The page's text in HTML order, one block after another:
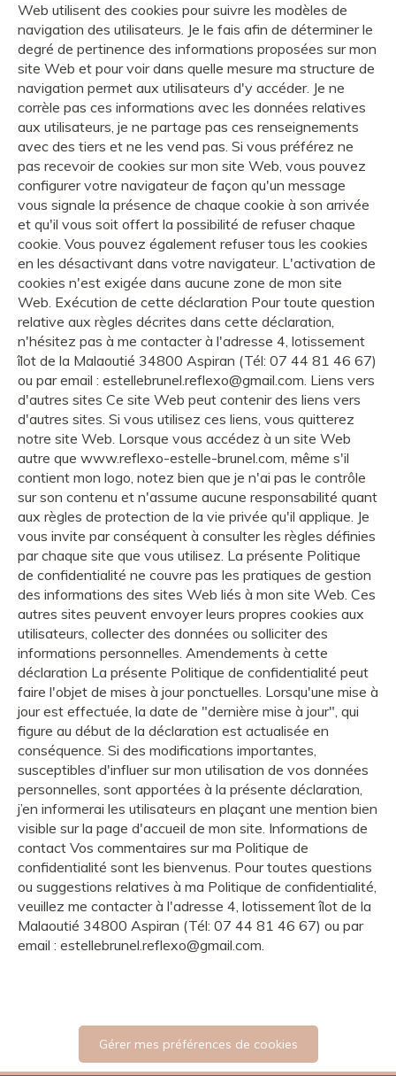
Web utilisent des cookies pour suivre les modèles de
navigation des utilisateurs. Je le fais afin de déterminer le
degré de pertinence des informations proposées sur mon
site Web et pour voir dans quelle mesure ma structure de
navigation permet aux utilisateurs d'y accéder. Je ne
corrèle pas ces informations avec les données relatives
aux utilisateurs, je ne partage pas ces renseignements
avec des tiers et ne les vend pas. Si vous préférez ne
pas recevoir de cookies sur mon site Web, vous pouvez
configurer votre navigateur de façon qu'un message
vous signale la présence de chaque cookie à son arrivée
et qu'il vous soit offert la possibilité de refuser chaque
cookie. Vous pouvez également refuser tous les cookies
en les désactivant dans votre navigateur. L'activation de
cookies n'est exigée dans aucune zone de mon site
Web. Exécution de cette déclaration Pour toute question
relative aux règles décrites dans cette déclaration,
n'hésitez pas à me contacter à l'adresse 4, lotissement
îlot de la Malaoutié 34800 Aspiran (Tél: 07 44 81 46 67)
ou par email : estellebrunel.reflexo@gmail.com. Liens vers
d'autres sites Ce site Web peut contenir des liens vers
d'autres sites. Si vous utilisez ces liens, vous quitterez
notre site Web. Lorsque vous accédez à un site Web
autre que www.reflexo-estelle-brunel.com, même s'il
contient mon logo, notez bien que je n'ai pas le contrôle
sur son contenu et n'assume aucune responsabilité quant
aux règles de protection de la vie privée qu'il applique. Je
vous invite par conséquent à consulter les règles définies
par chaque site que vous utilisez. La présente Politique
de confidentialité ne couvre pas les pratiques de gestion
des informations des sites Web liés à mon site Web. Ces
autres sites peuvent envoyer leurs propres cookies aux
utilisateurs, collecter des données ou solliciter des
informations personnelles. Amendements à cette
déclaration La présente Politique de confidentialité peut
faire l'objet de mises à jour ponctuelles. Lorsqu'une mise à
jour est effectuée, la date de "dernière mise à jour", qui
figure au début de la déclaration est actualisée en
conséquence. Si des modifications importantes,
susceptibles d'influer sur mon utilisation de vos données
personnelles, sont apportées à la présente déclaration,
j’en informerai les utilisateurs en plaçant une mention bien
visible sur la page d'accueil de mon site. Informations de
contact Vos commentaires sur ma Politique de
confidentialité sont les bienvenus. Pour toutes questions
ou suggestions relatives à ma Politique de confidentialité,
veuillez me contacter à l'adresse 4, lotissement îlot de la
Malaoutié 34800 Aspiran (Tél: 07 44 81 46 67) ou par
email : estellebrunel.reflexo@gmail.com.
Gérer mes préférences de cookies